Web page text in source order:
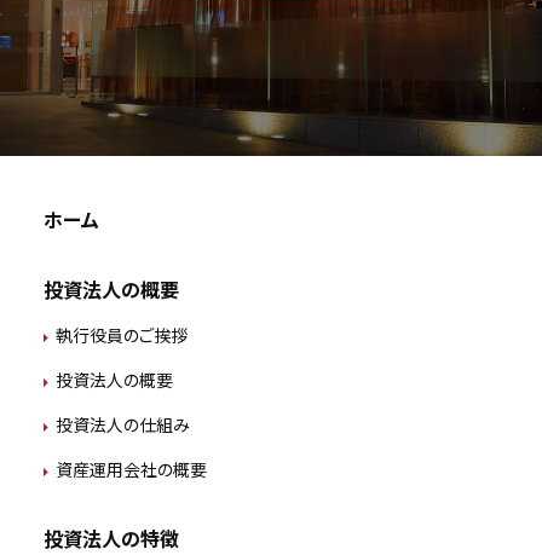
ホーム
投資法人の概要
執行役員のご挨拶
投資法人の概要
投資法人の仕組み
資産運用会社の概要
投資法人の特徴